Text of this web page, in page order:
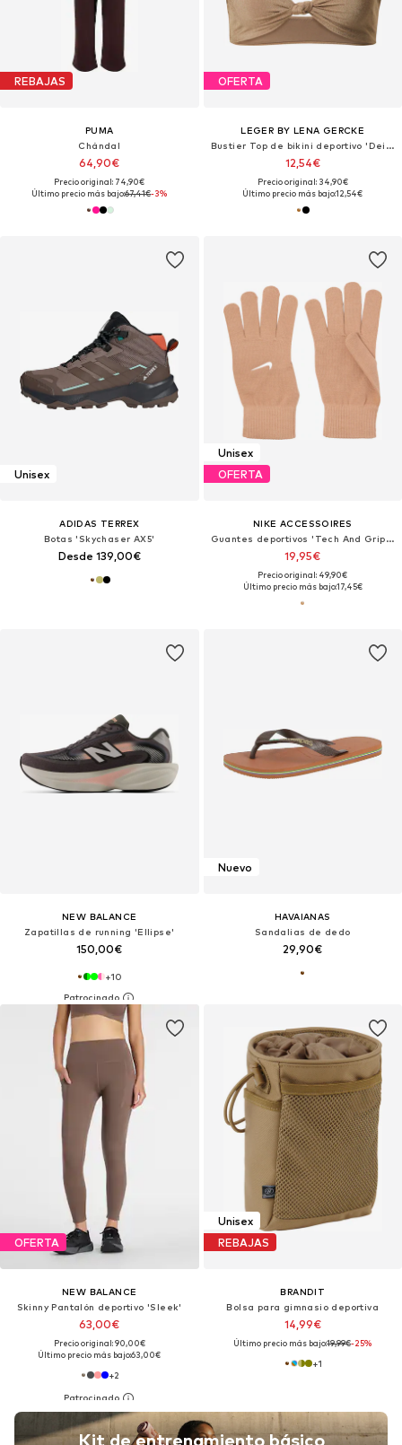
REBAJAS
PUMA
Chándal
64,90€
Precio original: 74,90€
Último precio más bajo:67,41€-3%
OFERTA
LEGER BY LENA GERCKE
Bustier Top de bikini deportivo 'Deike'
12,54€
Precio original: 34,90€
Último precio más bajo:12,54€
Unisex
ADIDAS TERREX
Botas 'Skychaser AX5'
Desde 139,00€
Unisex
OFERTA
NIKE ACCESSOIRES
Guantes deportivos 'Tech And Grip 3.0'
19,95€
Precio original: 49,90€
Último precio más bajo:17,45€
NEW BALANCE
Zapatillas de running 'Ellipse'
150,00€
+10
Nuevo
HAVAIANAS
Sandalias de dedo
29,90€
OFERTA
NEW BALANCE
Skinny Pantalón deportivo 'Sleek'
63,00€
Precio original: 90,00€
Último precio más bajo:63,00€
+2
Kit de entrenamiento básico
Unisex
REBAJAS
BRANDIT
Bolsa para gimnasio deportiva
14,99€
Último precio más bajo:19,99€-25%
+1